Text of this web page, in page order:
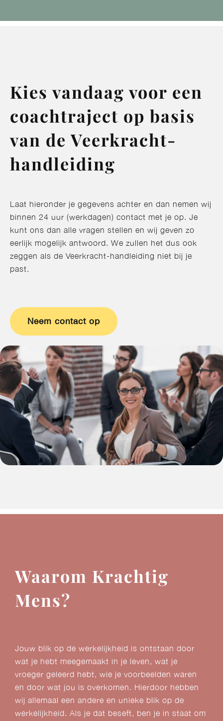
Kies vandaag voor een
coachtraject op basis
van de Veerkracht-
handleiding
Laat hieronder je gegevens achter en dan nemen wij
binnen 24 uur (werkdagen) contact met je op. Je
kunt ons dan alle vragen stellen en wij geven zo
eerlijk mogelijk antwoord. We zullen het dus ook
zeggen als de Veerkracht-handleiding niet bij je
past.
Neem contact op
Waarom Krachtig
Mens?
Jouw blik op de werkelijkheid is ontstaan door
wat je hebt meegemaakt in je leven, wat je
vroeger geleerd hebt, wie je voorbeelden waren
en door wat jou is overkomen. Hierdoor hebben
wij allemaal een andere en unieke blik op de
werkelijkheid. Als je dat beseft, ben je in staat om